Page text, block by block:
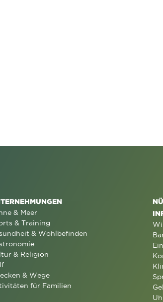
& Meer
& Training
& Wohlbefinden
& Religion
& Wege
für Familien